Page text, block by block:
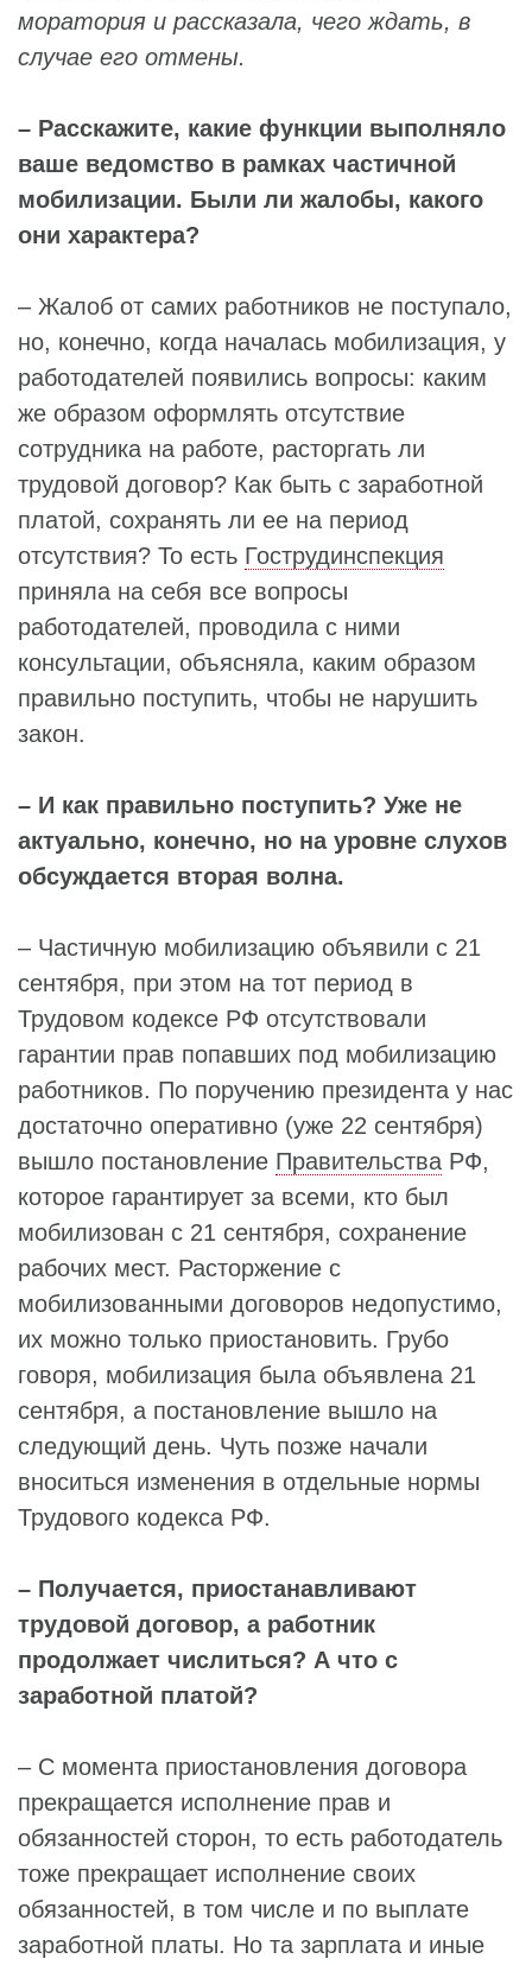
моратория и рассказала, чего ждать, в
случае его отмены.
– Расскажите, какие функции выполняло
ваше ведомство в рамках частичной
мобилизации. Были ли жалобы, какого
они характера?
– Жалоб от самих работников не поступало,
но, конечно, когда началась мобилизация, у
работодателей появились вопросы: каким
же образом оформлять отсутствие
сотрудника на работе, расторгать ли
трудовой договор? Как быть с заработной
платой, сохранять ли ее на период
отсутствия? То есть Гострудинспекция
приняла на себя все вопросы
работодателей, проводила с ними
консультации, объясняла, каким образом
правильно поступить, чтобы не нарушить
закон.
– И как правильно поступить? Уже не
актуально, конечно, но на уровне слухов
обсуждается вторая волна.
– Частичную мобилизацию объявили с 21
сентября, при этом на тот период в
Трудовом кодексе РФ отсутствовали
гарантии прав попавших под мобилизацию
работников. По поручению президента у нас
достаточно оперативно (уже 22 сентября)
вышло постановление Правительства РФ,
которое гарантирует за всеми, кто был
мобилизован с 21 сентября, сохранение
рабочих мест. Расторжение с
мобилизованными договоров недопустимо,
их можно только приостановить. Грубо
говоря, мобилизация была объявлена 21
сентября, а постановление вышло на
следующий день. Чуть позже начали
вноситься изменения в отдельные нормы
Трудового кодекса РФ.
– Получается, приостанавливают
трудовой договор, а работник
продолжает числиться? А что с
заработной платой?
– С момента приостановления договора
прекращается исполнение прав и
обязанностей сторон, то есть работодатель
тоже прекращает исполнение своих
обязанностей, в том числе и по выплате
заработной платы. Но та зарплата и иные